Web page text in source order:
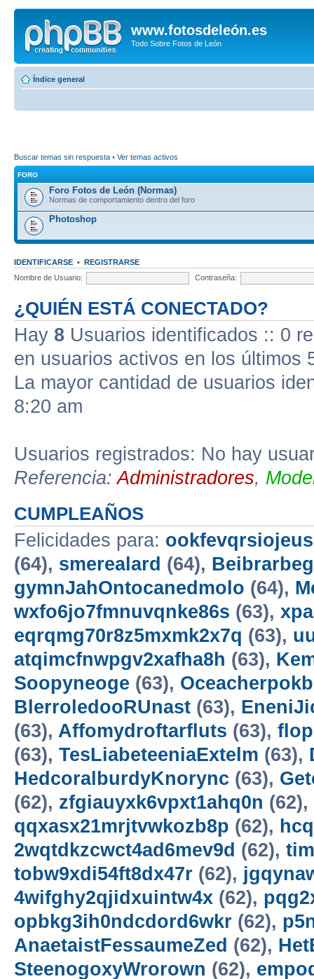
www.fotosdeleón.es
Todo Sobre Fotos de León
Índice general
Buscar temas sin respuesta • Ver temas activos
FORO
Foro Fotos de León (Normas)
Normas de comportamiento dentro del foro
Photoshop
IDENTIFICARSE • REGISTRARSE
Nombre de Usuario:
Contraseña:
¿QUIÉN ESTÁ CONECTADO?
Hay 8 Usuarios identificados :: 0
en usuarios activos en los últimos
La mayor cantidad de usuarios
8:20 am
Usuarios registrados: No hay
Referencia:Administradores,
CUMPLEAÑOS
Felicidades para:
(64), smerealard (64),
gymnJahOntocanedmolo (64),
wxfo6jo7fmnuvqnke86s (63),
eqrqmg70r8z5mxmk2x7q (63),
atqimcfnwpgv2xafha8h (63),
Soopyneoge (63),
BlerroledooRUnast (63),
(63), Affomydroftarfluts (63),
(63), TesLiabeteeniaExtelm (63),
HedcoralburdyKnorync (63),
(62), zfgiauyxk6vpxt1ahq0n (62),
qqxasx21mrjtvwkozb8p (62),
2wqtdkzcwct4ad6mev9d (62),
tobw9xdi54ft8dx47r (62),
4wifghy2qjidxuintw4x (62),
opbkg3ih0ndcdord6wkr (62),
AnaetaistFessaumeZed (62),
SteenogoxyWrorown (62),